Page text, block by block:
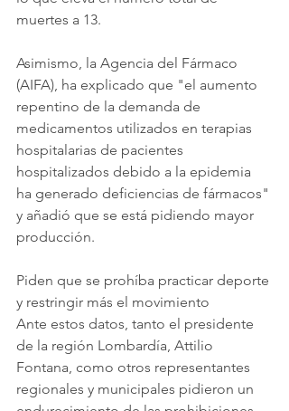
muertes a 13.
Asimismo, la Agencia del Fármaco
(AIFA), ha explicado que "el aumento
repentino de la demanda de
medicamentos utilizados en terapias
hospitalarias de pacientes
hospitalizados debido a la epidemia
ha generado deficiencias de fármacos"
y añadió que se está pidiendo mayor
producción.
Piden que se prohíba practicar deporte
y restringir más el movimiento
Ante estos datos, tanto el presidente
de la región Lombardía, Attilio
Fontana, como otros representantes
regionales y municipales pidieron un